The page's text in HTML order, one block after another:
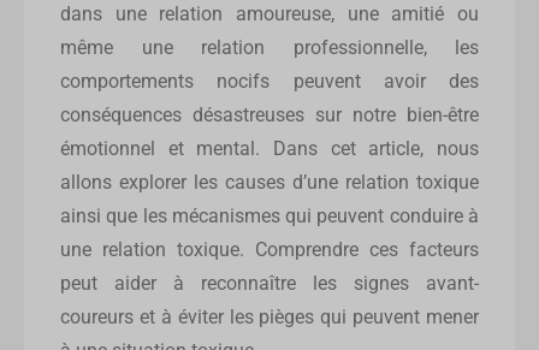
dans une relation amoureuse, une amitié ou
même une relation professionnelle, les
comportements nocifs peuvent avoir des
conséquences désastreuses sur notre bien-être
émotionnel et mental. Dans cet article, nous
allons explorer les causes d’une relation toxique
ainsi que les mécanismes qui peuvent conduire à
une relation toxique. Comprendre ces facteurs
peut aider à reconnaître les signes avant-
coureurs et à éviter les pièges qui peuvent mener